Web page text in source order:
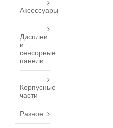
Аксессуары
Дисплеи
и
сенсорные
панели
Корпусные
части
Разное